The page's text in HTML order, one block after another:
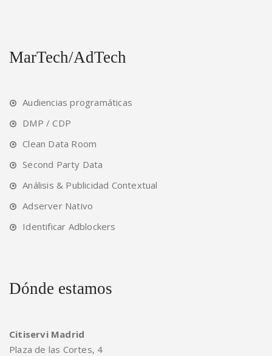
MarTech/AdTech
Audiencias programáticas
DMP / CDP
Clean Data Room
Second Party Data
Análisis & Publicidad Contextual
Adserver Nativo
Identificar Adblockers
Dónde estamos
Citiservi Madrid
Plaza de las Cortes, 4